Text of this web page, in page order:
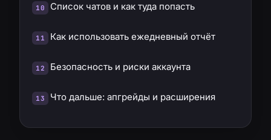
Список чатов и как туда попасть
Как использовать ежедневный отчёт
Безопасность и риски аккаунта
Что дальше: апгрейды и расширения